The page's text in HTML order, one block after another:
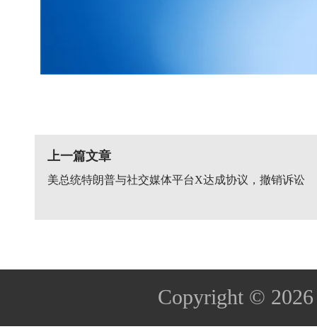
上一篇文章
美总统特朗普与社交媒体平台X达成协议，撤销诉讼
Copyright ©